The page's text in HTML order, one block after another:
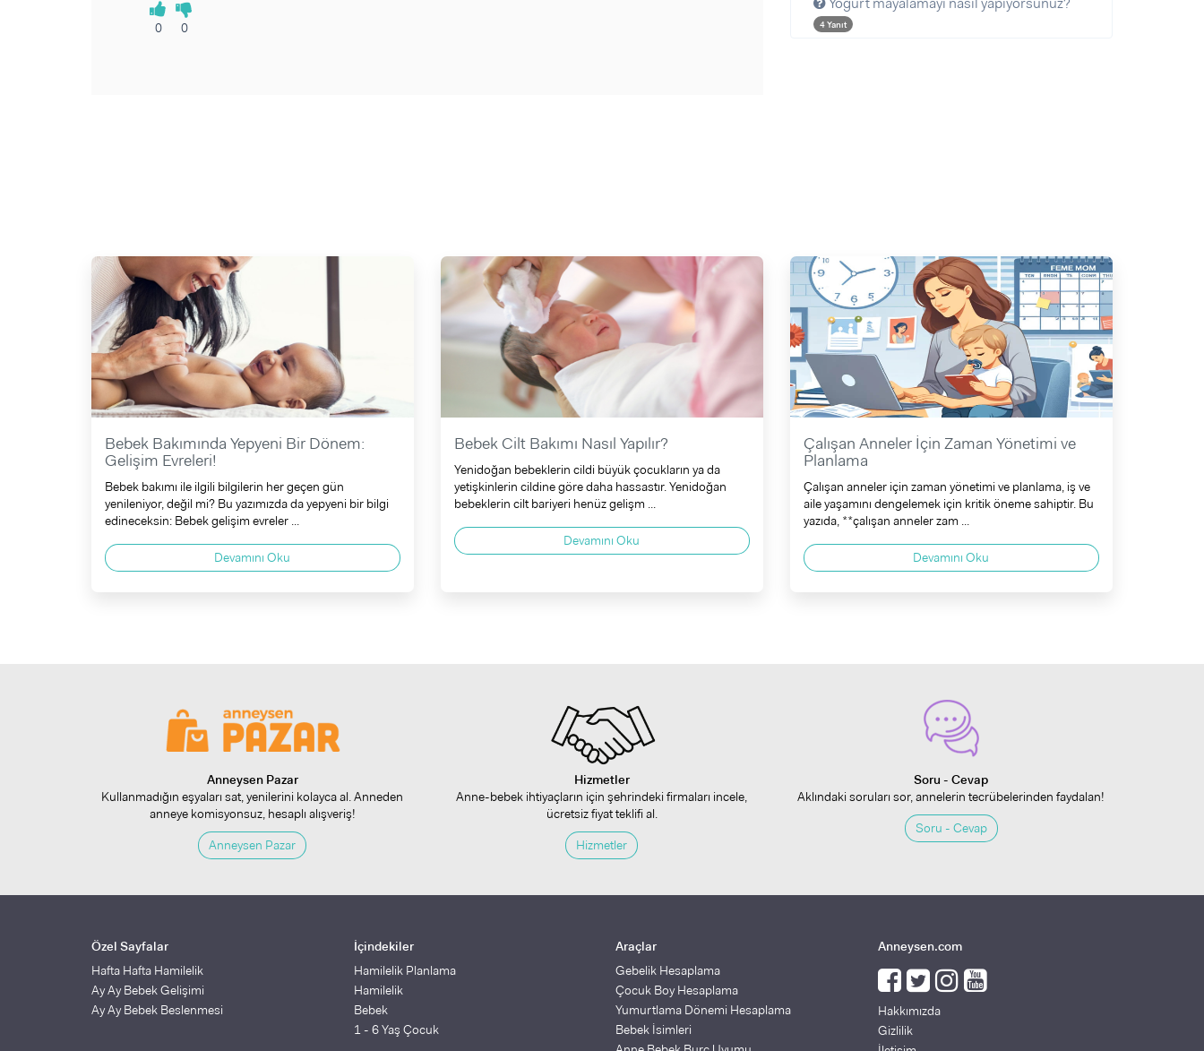
0 0 4 Yanıt
Bebek Bakımında Yepyeni Bir Dönem:
Gelişim Evreleri!
Bebek bakımı ile ilgili bilgilerin her geçen gün
yenileniyor, değil mi? Bu yazımızda da yepyeni bir bilgi
edineceksin: Bebek gelişim evreler ...
Devamını Oku
Bebek Cilt Bakımı Nasıl Yapılır?
Yenidoğan bebeklerin cildi büyük çocukların ya da
yetişkinlerin cildine göre daha hassastır. Yenidoğan
bebeklerin cilt bariyeri henüz gelişm ...
Devamını Oku
Çalışan Anneler İçin Zaman Yönetimi ve
Planlama
Çalışan anneler için zaman yönetimi ve planlama, iş ve
aile yaşamını dengelemek için kritik öneme sahiptir. Bu
yazıda, **çalışan anneler zam ...
Devamını Oku
Anneysen Pazar
Kullanmadığın eşyaları sat, yenilerini kolayca al. Anneden
anneye komisyonsuz, hesaplı alışveriş!
Anneysen Pazar
Hizmetler
Anne-bebek ihtiyaçların için şehrindeki firmaları incele,
ücretsiz fiyat teklifi al.
Hizmetler
Soru - Cevap
Aklındaki soruları sor, annelerin tecrübelerinden faydalan!
Soru - Cevap
Özel Sayfalar
Hafta Hafta Hamilelik
Ay Ay Bebek Gelişimi
Ay Ay Bebek Beslenmesi
İçindekiler
Hamilelik Planlama
Hamilelik
Bebek
1 - 6 Yaş Çocuk
Araçlar
Gebelik Hesaplama
Çocuk Boy Hesaplama
Yumurtlama Dönemi Hesaplama
Bebek İsimleri
Anneysen.com
Hakkımızda
Gizlilik